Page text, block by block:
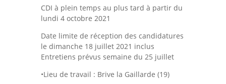
CDI à plein temps au plus tard à partir du
lundi 4 octobre 2021
Date limite de réception des candidatures
le dimanche 18 juillet 2021 inclus
Entretiens prévus semaine du 25 juillet
•Lieu de travail : Brive la Gaillarde (19)